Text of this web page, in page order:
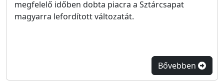
megfelelő időben dobta piacra a Sztárcsapat
magyarra lefordított változatát.
Bővebben